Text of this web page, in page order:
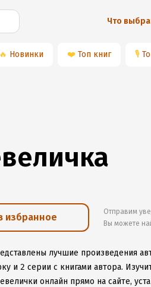
Что
🔥 Новинки ❤️ Топ книг 🎙
избранное
Отправим
Вы можете
лучшие произведения
и 2 серии с книгами автора.
онлайн прямо на сайте,